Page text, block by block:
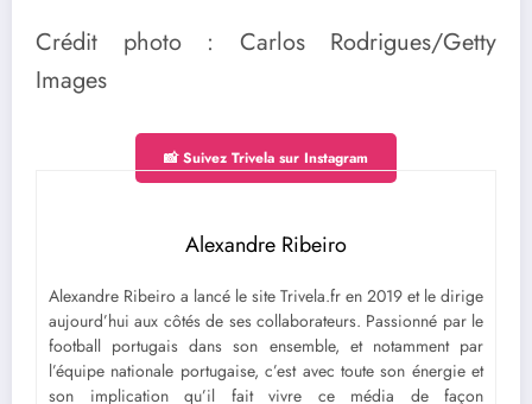
Crédit photo : Carlos Rodrigues/Getty
Images
📸 Suivez Trivela sur Instagram
Alexandre Ribeiro
Alexandre Ribeiro a lancé le site Trivela.fr en 2019 et le dirige
aujourd’hui aux côtés de ses collaborateurs. Passionné par le
football portugais dans son ensemble, et notamment par
l’équipe nationale portugaise, c’est avec toute son énergie et
son implication qu’il fait vivre ce média de façon